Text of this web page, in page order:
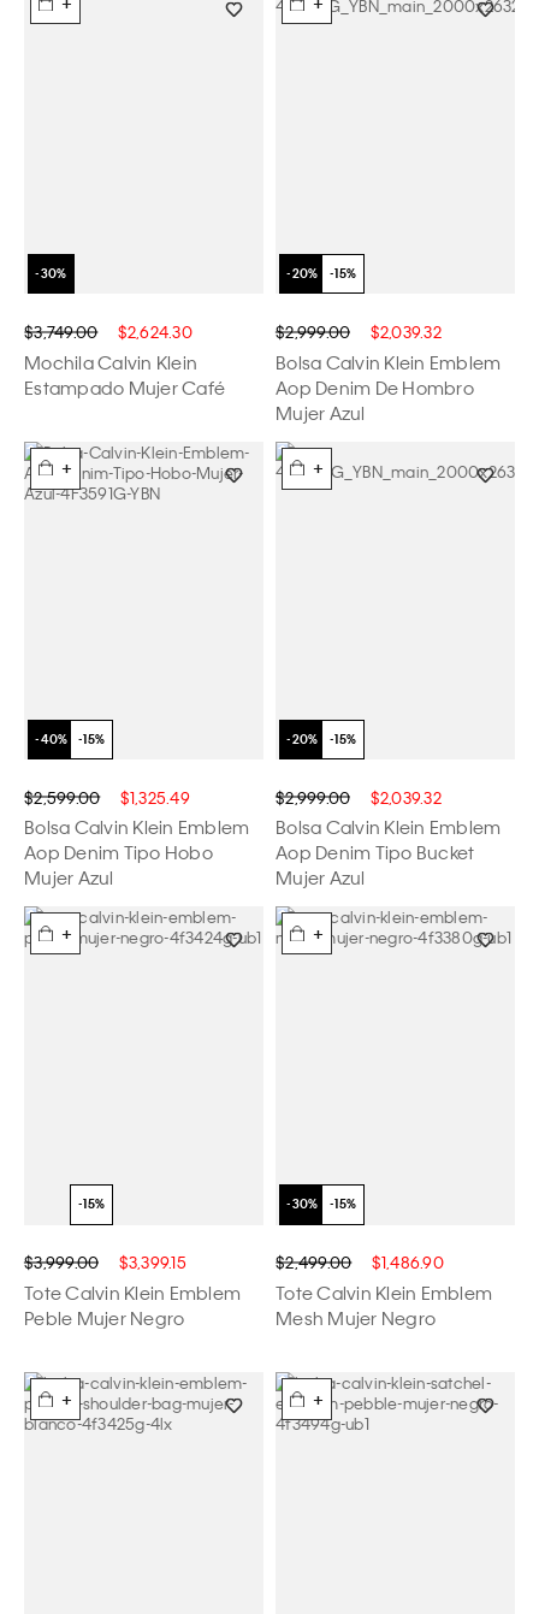
$3,749.00 $2,624.30
Mochila Calvin Klein
Estampado Mujer Café
$2,999.00 $2,039.32
Bolsa Calvin Klein Emblem
Aop Denim De Hombro
Mujer Azul
+
$2,599.00 $1,325.49
Bolsa Calvin Klein Emblem
Aop Denim Tipo Hobo
Mujer Azul
+
$2,999.00 $2,039.32
Bolsa Calvin Klein Emblem
Aop Denim Tipo Bucket
Mujer Azul
+
$3,999.00 $3,399.15
Tote Calvin Klein Emblem
Peble Mujer Negro
+
$2,499.00 $1,486.90
Tote Calvin Klein Emblem
Mesh Mujer Negro
+ +